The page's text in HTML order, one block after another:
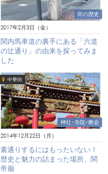
街の歴史
2017年2月3日（金）
関内馬車道の裏手にある「六道
の辻通り」の由来を探ってみま
した
中華街
神社･寺院･教会
2014年12月22日（月）
素通りするにはもったいない！
歴史と魅力の詰まった場所、関
帝廟